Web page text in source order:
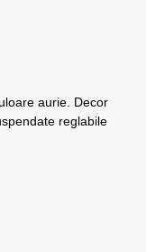
aurie. Decor
reglabile